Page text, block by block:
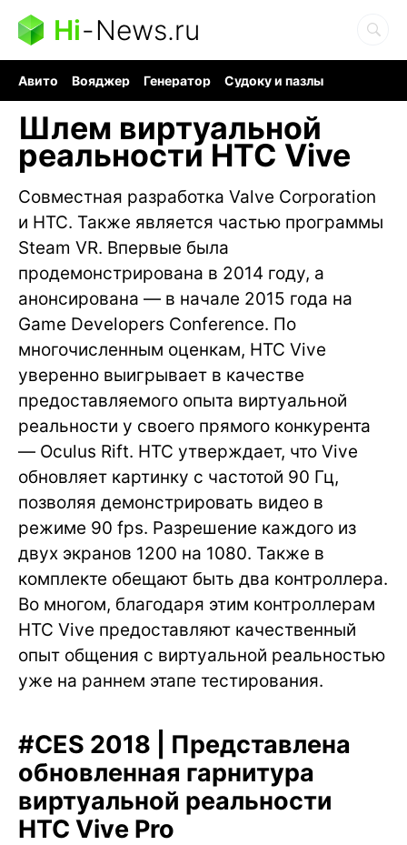
Hi-News.ru
Авито Вояджер Генератор
Судоку и пазлы
Шлем виртуальной
реальности HTC Vive
Совместная разработка Valve Corporation
и HTC. Также является частью программы
Steam VR. Впервые была
продемонстрирована в 2014 году, а
анонсирована — в начале 2015 года на
Game Developers Conference. По
многочисленным оценкам, HTC Vive
уверенно выигрывает в качестве
предоставляемого опыта виртуальной
реальности у своего прямого конкурента
— Oculus Rift. HTC утверждает, что Vive
обновляет картинку с частотой 90 Гц,
позволяя демонстрировать видео в
режиме 90 fps. Разрешение каждого из
двух экранов 1200 на 1080. Также в
комплекте обещают быть два контроллера.
Во многом, благодаря этим контроллерам
HTC Vive предоставляют качественный
опыт общения с виртуальной реальностью
уже на раннем этапе тестирования.
#CES 2018 | Представлена
обновленная гарнитура
виртуальной реальности
HTC Vive Pro